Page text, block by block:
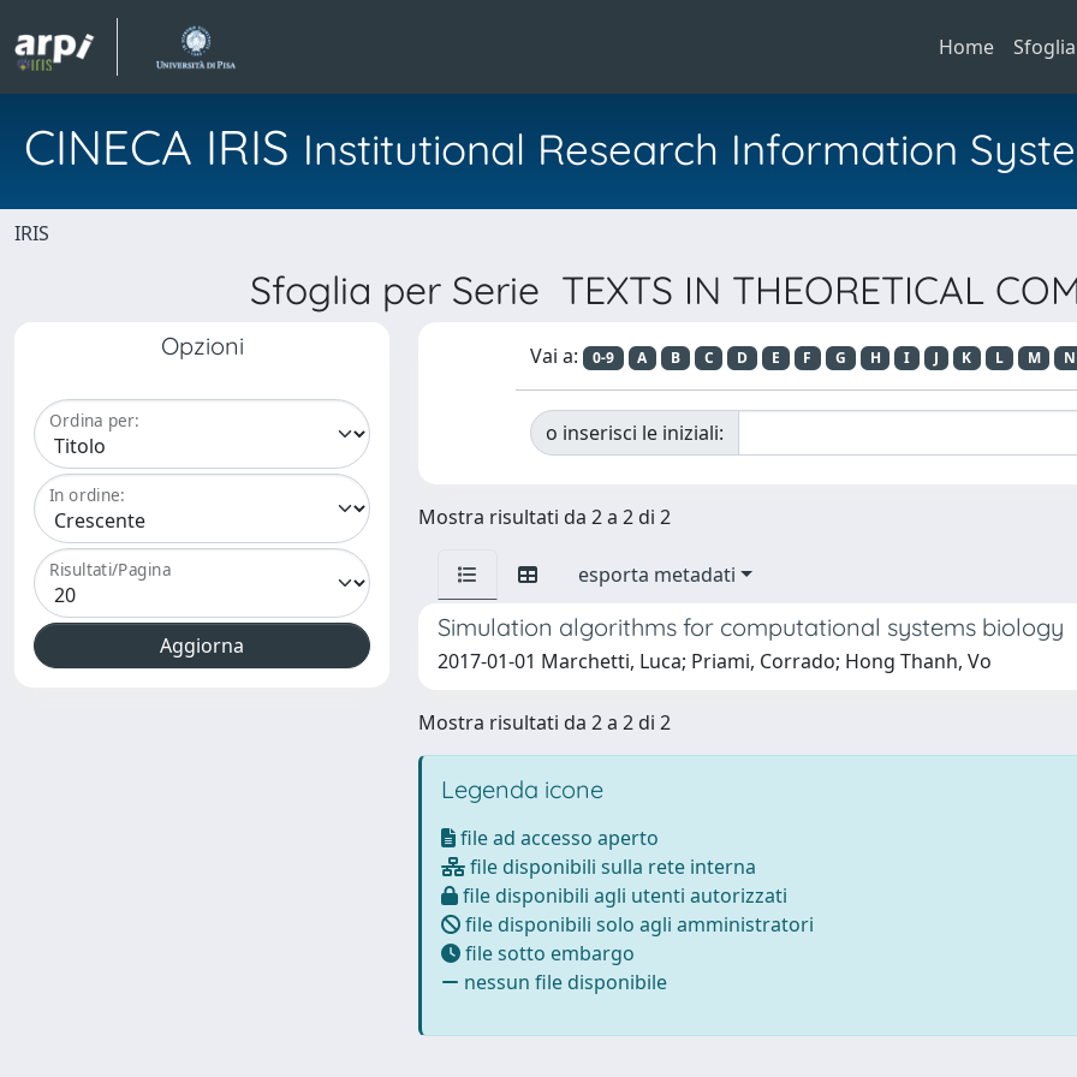
Home Sfoglia
CINECA IRIS Institutional Research Information
IRIS
Sfoglia per Serie TEXTS IN THEORETICAL
Opzioni
Ordina per:
In ordine:
Risultati/Pagina
Vai a: 0-9 A B C D E F G H I J K L M N
o inserisci le iniziali:
Mostra risultati da 2 a 2 di 2
esporta metadati
Simulation algorithms for computational systems biology
2017-01-01 Marchetti, Luca; Priami, Corrado; Hong Thanh, Vo
Mostra risultati da 2 a 2 di 2
Legenda icone
file ad accesso aperto
file disponibili sulla rete interna
file disponibili agli utenti autorizzati
file disponibili solo agli amministratori
file sotto embargo
nessun file disponibile